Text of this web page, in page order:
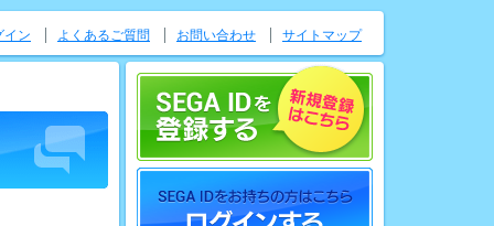
イン よくあるご質問 お問い合わせ サイトマップ